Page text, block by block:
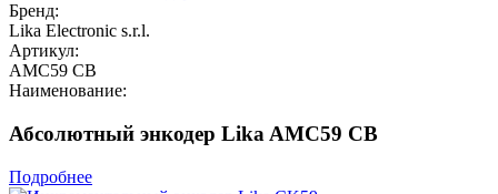
Бренд:
Lika Electronic s.r.l.
Артикул:
AMC59 CB
Наименование:
Абсолютный энкодер Lika AMC59 CB
Подробнее